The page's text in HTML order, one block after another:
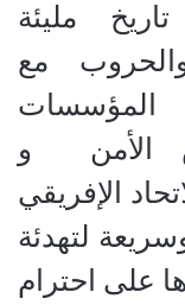
مليئة
مع
المؤسسات
الأمن و
الإفريقي
لتهدئة
على احترام